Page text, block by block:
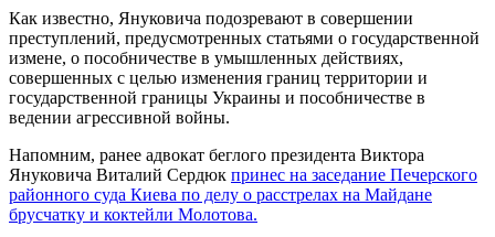
Как известно, Януковича подозревают в совершении
преступлений, предусмотренных статьями о государственной
измене, о пособничестве в умышленных действиях,
совершенных с целью изменения границ территории и
государственной границы Украины и пособничестве в
ведении агрессивной войны.
Напомним, ранее адвокат беглого президента Виктора
Януковича Виталий Сердюк принес на заседание Печерского
районного суда Киева по делу о расстрелах на Майдане
брусчатку и коктейли Молотова.